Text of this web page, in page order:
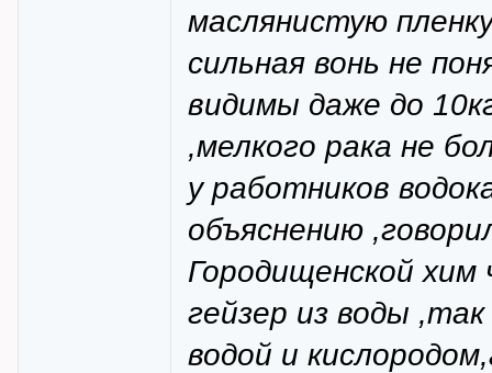
маслянистую
сильная вонь не
видимы даже до
,мелкого рака не
у работников
объяснению
Городищенской
гейзер из воды
водой и